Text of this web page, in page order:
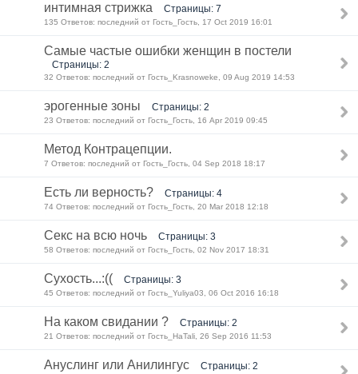
интимная стрижка Страницы: 7
135 Ответов: последний от Гость_Гость, 17 Oct 2019 16:01
Самые частые ошибки женщин в постели
Страницы: 2
32 Ответов: последний от Гость_Krasnoweke, 09 Aug 2019 14:53
эрогенные зоны Страницы: 2
23 Ответов: последний от Гость_Гость, 16 Apr 2019 09:45
Метод Контрацепции.
7 Ответов: последний от Гость_Гость, 04 Sep 2018 18:17
Есть ли верность? Страницы: 4
74 Ответов: последний от Гость_Гость, 20 Mar 2018 12:18
Секс на всю ночь Страницы: 3
58 Ответов: последний от Гость_Гость, 02 Nov 2017 18:31
Сухость...:(( Страницы: 3
45 Ответов: последний от Гость_Yuliya03, 06 Oct 2016 16:18
На каком свидании ? Страницы: 2
21 Ответов: последний от Гость_HaTali, 26 Sep 2016 11:53
Ануслинг или Анилингус Страницы: 2